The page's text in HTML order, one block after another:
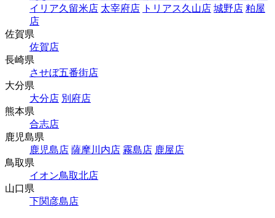
イリア久留米店 太宰府店 トリアス久山店 城野店 粕屋
店
佐賀県
佐賀店
長崎県
させぼ五番街店
大分県
大分店 別府店
熊本県
合志店
鹿児島県
鹿児島店 薩摩川内店 霧島店 鹿屋店
鳥取県
イオン鳥取北店
山口県
下関彦島店